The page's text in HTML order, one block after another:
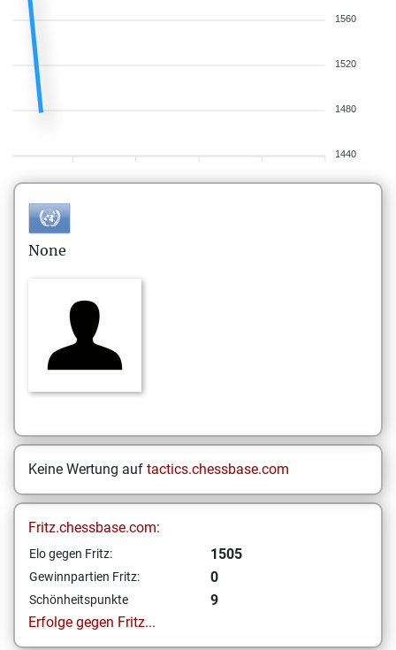
1560
1520
1480
1440
None
Keine Wertung auf tactics.chessbase.com
Fritz.chessbase.com:
Elo gegen Fritz: 1505
Gewinnpartien Fritz: 0
Schönheitspunkte
9
Erfolge gegen Fritz...